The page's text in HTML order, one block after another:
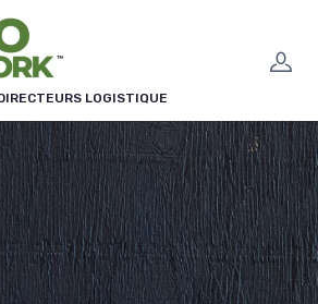
LOGISTIQUE
cookies